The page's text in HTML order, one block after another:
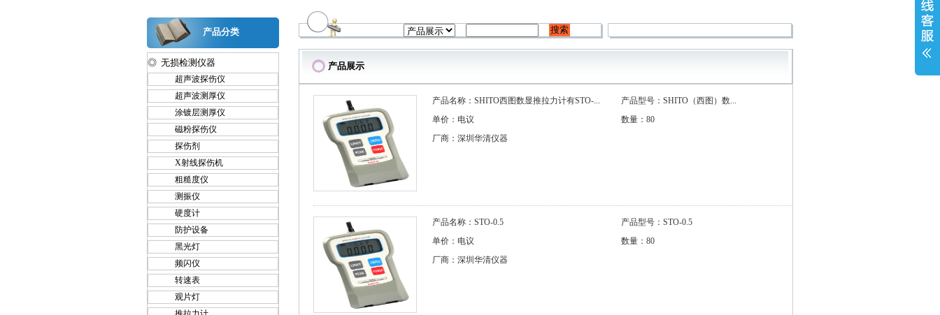
产品分类
◎ 无损检测仪器
超声波探伤仪
超声波测厚仪
涂镀层测厚仪
磁粉探伤仪
探伤剂
X射线探伤机
粗糙度仪
测振仪
硬度计
防护设备
黑光灯
频闪仪
转速表
观片灯
产品展示
产品名称：SHITO西图数显推拉力计有STO-...
单价：电议
厂商：深圳华清仪器
产品型号：SHITO（西图）数...
数量：80
产品名称：STO-0.5
单价：电议
厂商：深圳华清仪器
产品型号：STO-0.5
数量：80